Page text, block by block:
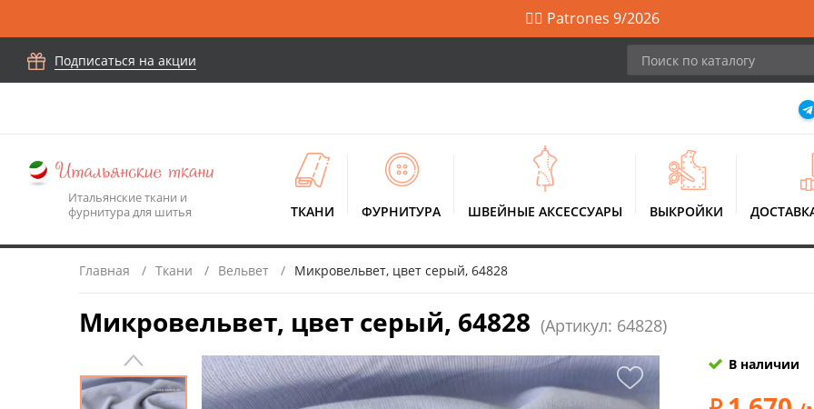
🙋‍♀️ Patrones 9/2026
Подписаться на акции
Итальянские ткани и
фурнитура для шитья
ТКАНИ ФУРНИТУРА ШВЕЙНЫЕ АКСЕССУАРЫ ВЫКРОЙКИ
Главная Ткани Вельвет Микровельвет, цвет серый, 64828
Микровельвет, цвет серый, 64828 (Артикул: 64828)
В наличии